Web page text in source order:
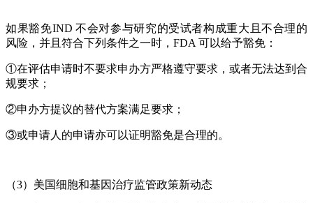
如果豁免IND 不会对参与研究的受试者构成重大且不合理的
风险，并且符合下列条件之一时，FDA 可以给予豁免：
①在评估申请时不要求申办方严格遵守要求，或者无法达到合
规要求；
②申办方提议的替代方案满足要求；
③或申请人的申请亦可以证明豁免是合理的。
（3）美国细胞和基因治疗监管政策新动态